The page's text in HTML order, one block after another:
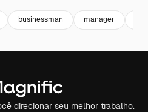
businessman manager
direcionar seu melhor trabalho.